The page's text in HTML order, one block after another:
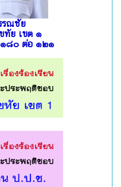
รณชัย
ทัย เขต ๑
๘๐ ต่อ ๑๒๑